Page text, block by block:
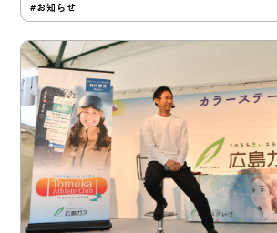
#お知らせ